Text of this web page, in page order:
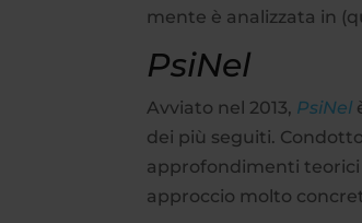
mente è analizzata in
PsiNel
Avviato nel 2013, PsiNel
dei più seguiti.
approfondimenti teorici
approccio molto